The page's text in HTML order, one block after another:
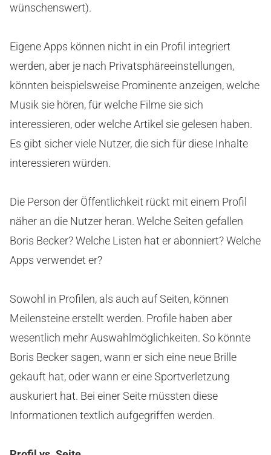
wünschenswert).
Eigene Apps können nicht in ein Profil integriert
werden, aber je nach Privatsphäreeinstellungen,
könnten beispielsweise Prominente anzeigen, welche
Musik sie hören, für welche Filme sie sich
interessieren, oder welche Artikel sie gelesen haben.
Es gibt sicher viele Nutzer, die sich für diese Inhalte
interessieren würden.
Die Person der Öffentlichkeit rückt mit einem Profil
näher an die Nutzer heran. Welche Seiten gefallen
Boris Becker? Welche Listen hat er abonniert? Welche
Apps verwendet er?
Sowohl in Profilen, als auch auf Seiten, können
Meilensteine erstellt werden. Profile haben aber
wesentlich mehr Auswahlmöglichkeiten. So könnte
Boris Becker sagen, wann er sich eine neue Brille
gekauft hat, oder wann er eine Sportverletzung
auskuriert hat. Bei einer Seite müssten diese
Informationen textlich aufgegriffen werden.